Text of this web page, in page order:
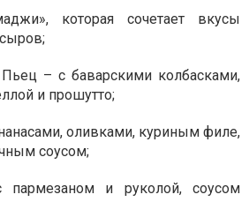
которая сочетает вкусы
– с баварскими колбасками,
и прошутто;
оливками, куриным филе,
соусом;
и руколой, соусом